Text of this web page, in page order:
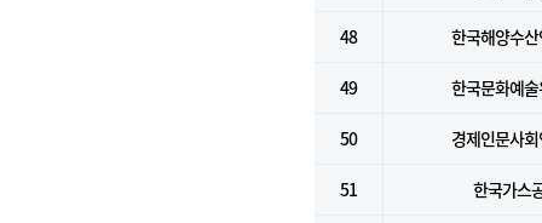
48 한국해양수
49 한국문화예
50 경제인문사
51 한국가스